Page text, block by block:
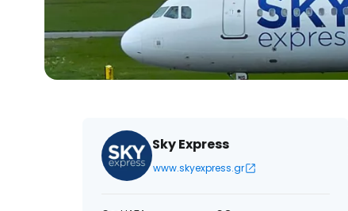
Sky Express
www.skyexpress.gr